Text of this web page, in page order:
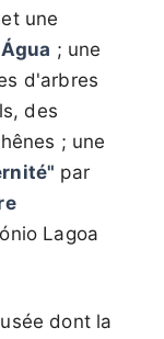
une
; une
d'arbres
des
; une
par
Lagoa
dont la